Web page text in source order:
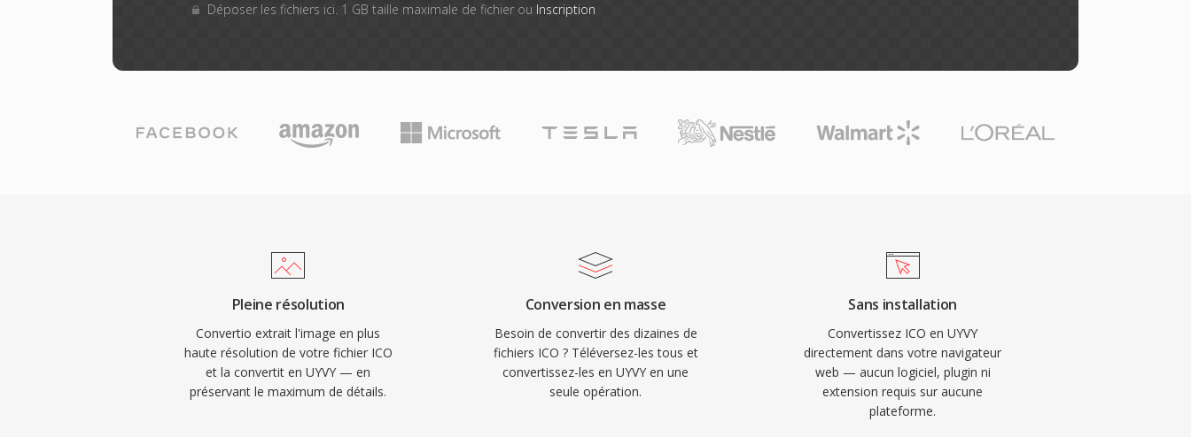
Déposer les fichiers ici. 1 GB taille maximale de fichier ou Inscription
Pleine résolution
Convertio extrait l'image en plus
haute résolution de votre fichier ICO
et la convertit en UYVY — en
préservant le maximum de détails.
Conversion en masse
Besoin de convertir des dizaines de
fichiers ICO ? Téléversez-les tous et
convertissez-les en UYVY en une
seule opération.
Sans installation
Convertissez ICO en UYVY
directement dans votre navigateur
web — aucun logiciel, plugin ni
extension requis sur aucune
plateforme.